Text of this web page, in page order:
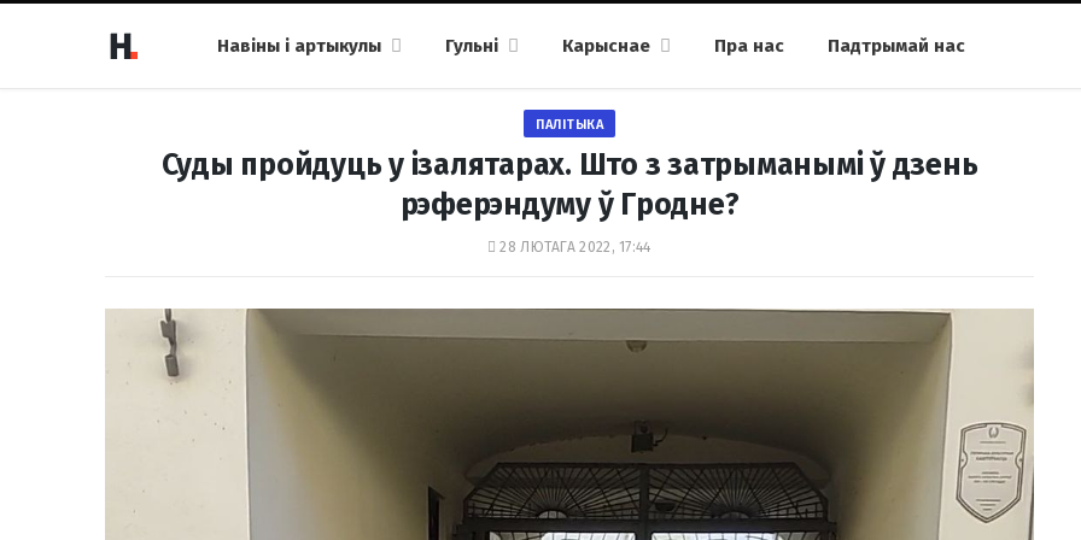
Навіны і артыкулы Гульні Карыснае Пра нас Падтрымай нас
ПАЛІТЫКА
Суды пройдуць у ізалятарах. Што з затрыманымі ў дзень
рэферэндуму ў Гродне?
28 ЛЮТАГА 2022, 17:44